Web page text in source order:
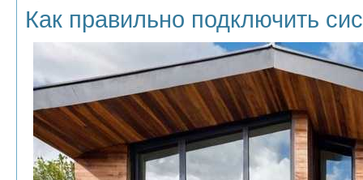
Как правильно подключить